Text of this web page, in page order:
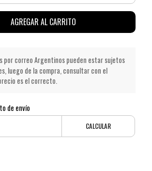
AGREGAR AL CARRITO
por correo Argentinos pueden estar sujetos
luego de la compra, consultar con el
es el correcto.
de envío
CALCULAR